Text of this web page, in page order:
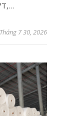
Tháng 7 30, 2026